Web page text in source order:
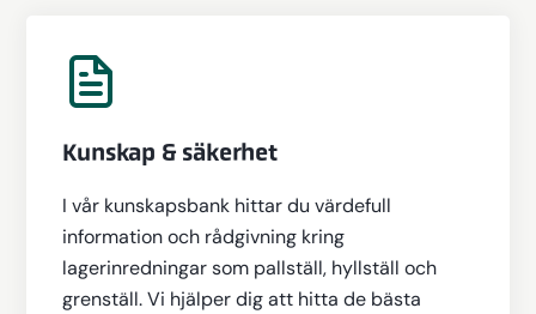
Kunskap & säkerhet
I vår kunskapsbank hittar du värdefull
information och rådgivning kring
lagerinredningar som pallställ, hyllställ och
grenställ. Vi hjälper dig att hitta de bästa